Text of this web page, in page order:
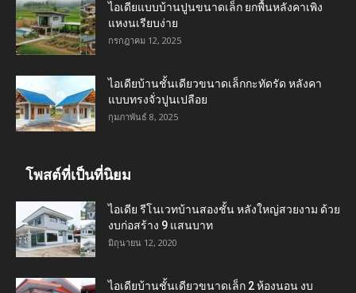
ไอเดียแบบบ้านปูนขนาดเล็ก ยกพื้นหลังคาเพิง
แหงนเรียบง่าย
กรกฎาคม 12, 2025
ไอเดียบ้านชั้นเดียวขนาดเล็กกะทัดรัด หลังคา
แบบทรงจั่วปูนเปลือย
กุมภาพันธ์ 8, 2025
โพสต์ที่เป็นที่นิยม
ไอเดีย รีโนเวทบ้านสองชั้น หลังใหญ่สวยงาม ด้วย
งบก่อสร้าง 9 แสนบาท
มิถุนายน 12, 2020
ไอเดียบ้านชั้นเดียวขนาดเล็ก 2 ห้องนอน งบ